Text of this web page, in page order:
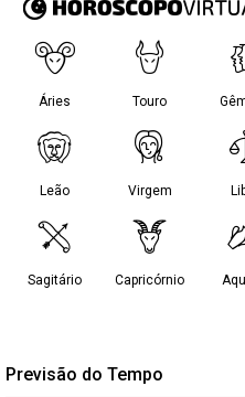
Previsão do Tempo